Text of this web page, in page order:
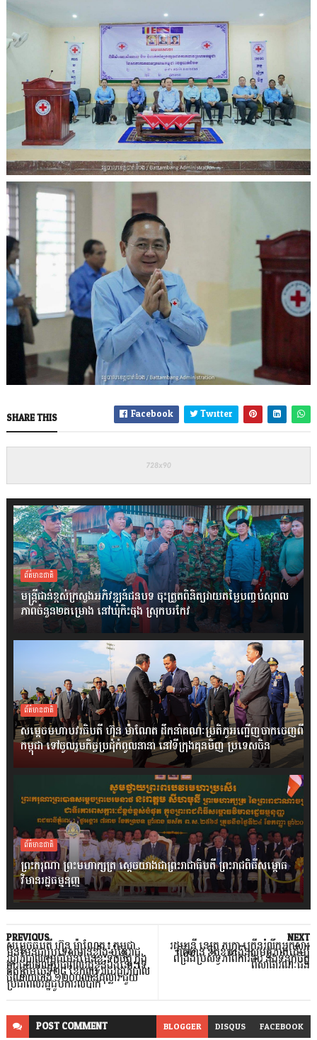
SHARE THIS Facebook Twitter
ព័ត៌មានជាតិ
មន្ត្រីជាន់ខ្ពស់ក្រសួងអភិវឌ្ឍន៍ជនបទ ចុះត្រួតពិនិត្យវាយតម្លៃបញ្ចប់សុពល
ភាពចំនួន២គម្រោង នៅឃុំកិះចុង ស្រុកបរកែវ
ព័ត៌មានជាតិ
សម្តេចមហាបវរធិបតី ហ៊ុន ម៉ាណែត ដឹកនាំគណៈប្រតិភូអញ្ជើញចាកចេញពី
កម្ពុជា ទៅចូលរួមកិច្ចប្រជុំកំពូលនានា នៅទីក្រុងគុនមិញ ប្រទេសចិន
ព័ត៌មានជាតិ
ព្រះករុណា ព្រះមហាក្សត្រ ស្តេចយាងជាព្រះរាជាធិបតី ព្រះរាជពិធីសម្ពោធ
វិមានរដ្ឋធម្មនុញ្ញ
NEXT
រដ្ឋមន្ត្រី នេត្រ ភក្ដ្រា ក្រើនរំលឹកអ្នកសារ
ព័ត៌មាន ខិតខំបង្កើនសមត្ថភាពដើម្បី
ពង្រឹងប្រសិទ្ធភាពការងារ និងទំនុកចិត្ត
ពីសាធារណៈជន
PREVIOUS
សម្តេចធិបតី ហ៊ុន ម៉ាណែត៖ កម្ពុជា
មិនមែនជាប្រទេសមានខ្លាំង ប៉ុន្តែរាជ
រដ្ឋាភិបាលកម្ពុជាមិនមែនខ្វះទឹកចិត្ត ក្នុង
ការជួយដល់ប្រជាពលរដ្ឋខ្លួនឯងនោះទេ,
គិតត្រឹមថ្ងៃទី២៨ ខែកញ្ញា រាជរដ្ឋាភិបាល
ចំណាយជាង ១២០០លានដុល្លារ ជួយ
ប្រជាពលរដ្ឋជួបការលំបាក
POSTCOMMENT BLOGGER DISQUS FACEBOOK